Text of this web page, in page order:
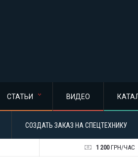
СТАТЬИ ВИДЕО
СОЗДАТЬ ЗАКАЗ НА СПЕЦТЕХНИКУ
1 200 ГРН/ЧАС